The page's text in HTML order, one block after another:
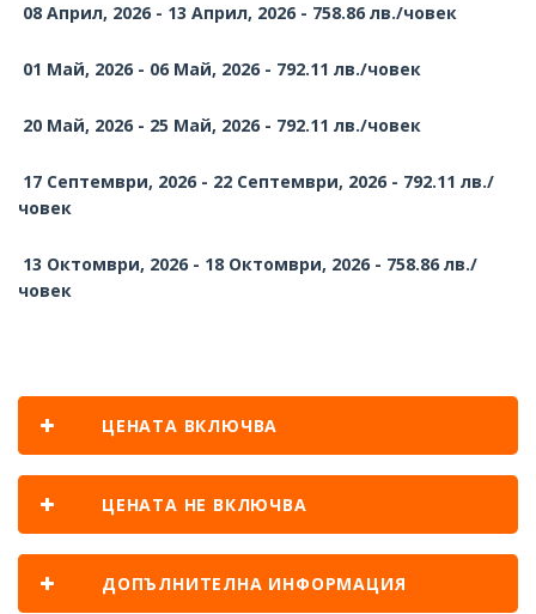
08 Април, 2026 - 13 Април, 2026 - 758.86 лв./човек
01 Май, 2026 - 06 Май, 2026 - 792.11 лв./човек
20 Май, 2026 - 25 Май, 2026 - 792.11 лв./човек
17 Септември, 2026 - 22 Септември, 2026 - 792.11 лв./
човек
13 Октомври, 2026 - 18 Октомври, 2026 - 758.86 лв./
човек
ЦЕНАТА ВКЛЮЧВА
ЦЕНАТА НЕ ВКЛЮЧВА
ДОПЪЛНИТЕЛНА ИНФОРМАЦИЯ